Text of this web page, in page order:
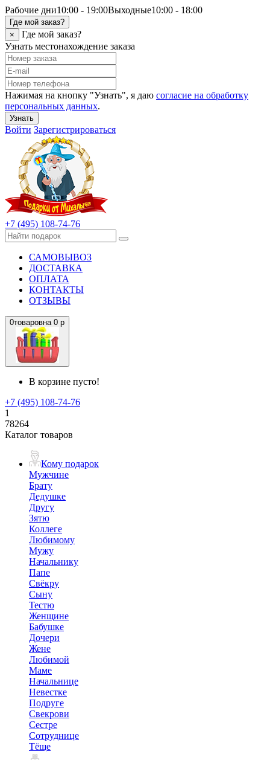
Рабочие дни10:00 - 19:00Выходные10:00 - 18:00
Где мой заказ?
×
Где мой заказ?
Узнать местонахождение заказа
Нажимая на кнопку "Узнать", я даю согласие на обработку
персональных данных.
Узнать
Войти Зарегистрироваться
+7 (495) 108-74-76
САМОВЫВОЗ
ДОСТАВКА
ОПЛАТА
КОНТАКТЫ
ОТЗЫВЫ
0товаровна 0 р
В корзине пусто!
+7 (495) 108-74-76
1
78264
Каталог товаров
Кому подарок
Мужчине
Брату
Дедушке
Другу
Зятю
Коллеге
Любимому
Мужу
Начальнику
Папе
Свёкру
Сыну
Тестю
Женщине
Бабушке
Дочери
Жене
Любимой
Маме
Начальнице
Невестке
Подруге
Свекрови
Сестре
Сотруднице
Тёще